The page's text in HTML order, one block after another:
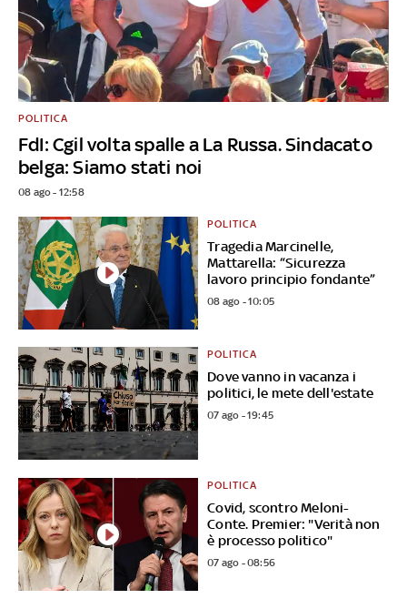
FdI: Cgil volta spalle a La Russa. Sindacato
belga: Siamo stati noi
POLITICA
08 ago - 12:58
Tragedia Marcinelle,
Mattarella: “Sicurezza
lavoro principio fondante”
POLITICA
08 ago - 10:05
Dove vanno in vacanza i
politici, le mete dell'estate
POLITICA
07 ago - 19:45
Covid, scontro Meloni-
Conte. Premier: "Verità non
è processo politico"
POLITICA
07 ago - 08:56